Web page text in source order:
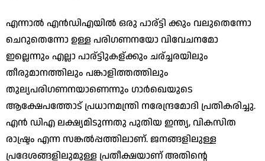
എന്നാല്‍ എന്‍ഡിഎയില്‍ ഒരു പാര്ട്ടി ക്കും വലുതെന്നോ
ചെറുതെന്നോ ഉള്ള പരിഗണനയോ വിവേചനമോ
ഇല്ലെന്നും എല്ലാ പാര്ട്ടിുകള്ക്കും ചര്ച്ചരയിലും
തീരുമാനത്തിലും പങ്കാളിത്തത്തിലും
തുല്യപരിഗണനയാണെന്നും ഗാര്‍ഖെയുടെ
ആക്ഷേപത്തോട് പ്രധാനമന്ത്രി നരേന്ദ്രമോദി പ്രതികരിച്ചു.
എന്‍ ഡിഎ ലക്ഷ്യമിടുന്നതു പുതിയ ഇന്ത്യ, വികസിത
രാഷ്ട്രം എന്ന സങ്കല്‍പ്പത്തിലാണ്. ജനങ്ങളിലുള്ള
പ്രദേശങ്ങളിലുമുള്ള പ്രതീക്ഷയാണ് അതിന്റെ